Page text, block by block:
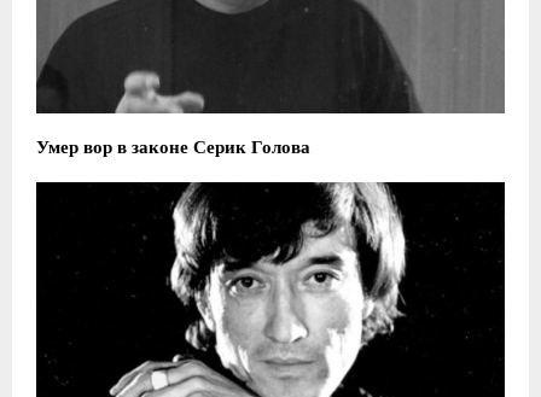
Умер вор в законе Серик Голова